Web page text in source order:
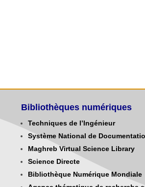
Bibliothèques numériques
Techniques de l’Ingénieur
Système National de
Maghreb Virtual Science Library
Science Directe
Bibliothèque Numérique Mondiale